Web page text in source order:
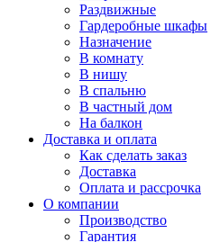
Раздвижные
Гардеробные шкафы
Назначение
В комнату
В нишу
В спальню
В частный дом
На балкон
Доставка и оплата
Как сделать заказ
Доставка
Оплата и рассрочка
О компании
Производство
Гарантия